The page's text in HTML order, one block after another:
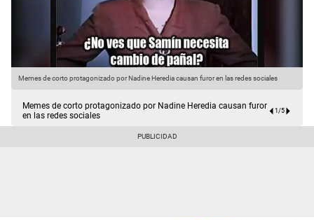
Memes de corto protagonizado por Nadine Heredia causan furor en las redes sociales
Memes de corto protagonizado por Nadine Heredia causan furor
en las redes sociales
1/5